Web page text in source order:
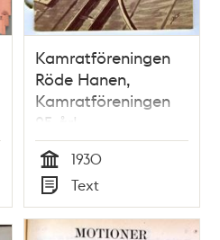
Kamratföreningen
Röde Hanen,
Kamratföreningen
25 år!
Tid
1930
Typ
Text